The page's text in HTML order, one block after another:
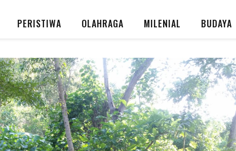
PERISTIWA OLAHRAGA MILENIAL BUDAYA